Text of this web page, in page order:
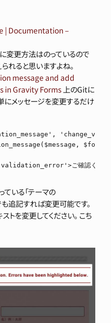
| Documentation –
変更方法はのっているので
れると思いますよね。
message and add
in Gravity Forms 上のGitに
にメッセージを変更するだけ
$form)
ご確認ください
いる「テーマの
追記すれば変更可能です。
トを変更してください。 こち